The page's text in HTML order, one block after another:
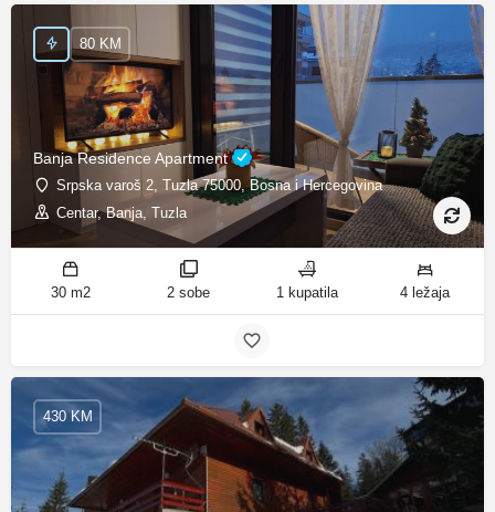
Banja Residence Apartment
Srpska varoš 2, Tuzla 75000, Bosna i Hercegovina
Centar, Banja, Tuzla
80 KM
30 m2 2 sobe 1 kupatila 4 ležaja
430 KM